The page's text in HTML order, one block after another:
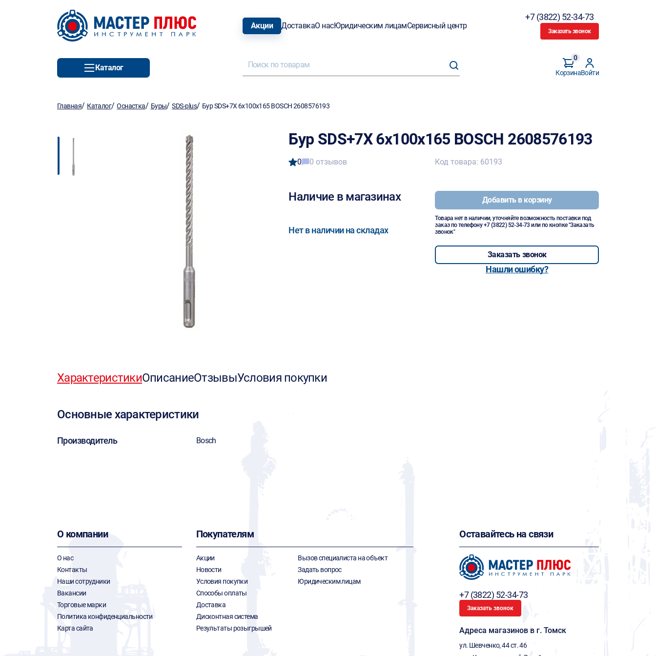
Акции ДоставкаО насЮридическим лицамСервисный центр
+7 (3822) 52-34-73
Заказать звонок
Каталог
Корзина
0
Войти
Главная/ Каталог/Оснастка/ Буры/SDS-plus/ Бур SDS+7X 6х100х165 BOSCH 2608576193
Бур SDS+7X 6х100х165 BOSCH 2608576193
0 0 отзывов
Наличие в магазинах
Нет в наличии на складах
Код товара: 60193
Добавить в корзину
Товара нет в наличии, уточняйте возможность поставки под
заказ по телефону+7 (3822) 52-34-73 или по кнопке "Заказать
звонок"
Заказать звонок
Нашли ошибку?
ХарактеристикиОписаниеОтзывыУсловия покупки
Основные характеристики
Производитель Bosch
О компании
О нас
Контакты
Наши сотрудники
Вакансии
Торговые марки
Политика конфиденциальности
Карта сайта
Покупателям
Акции
Новости
Условия покупки
Способы оплаты
Доставка
Дисконтная система
Результаты розыгрышей
Вызов специалиста на объект
Задать вопрос
Юридическим лицам
Оставайтесь на связи
+7 (3822) 52-34-73
Заказать звонок
Адреса магазинов в г. Томск
ул. Шевченко, 44 ст. 46